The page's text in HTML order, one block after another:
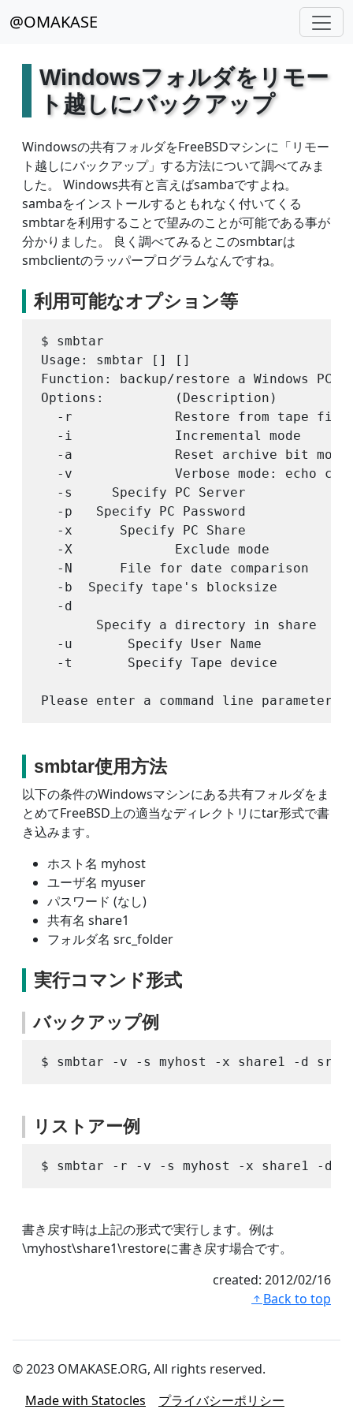
@OMAKASE
Windowsフォルダをリモー
ト越しにバックアップ
Windowsの共有フォルダをFreeBSDマシンに「リモー
ト越しにバックアップ」する方法について調べてみま
した。 Windows共有と言えばsambaですよね。
sambaをインストールするともれなく付いてくる
smbtarを利用することで望みのことが可能である事が
分かりました。 良く調べてみるとこのsmbtarは
smbclientのラッパープログラムなんですね。
利用可能なオプション等
$ smbtar
Usage: smbtar [] []
Function: backup/restore a Windows
Options:         (Description)
-r             Restore from tape
-i             Incremental mode
-a             Reset archive bit
-v             Verbose mode: echo
  -s     Specify PC Server
  -p   Specify PC Password
-x      Specify PC Share
-X             Exclude mode
  -N      File for date comparison
  -b  Specify tape's blocksize
  -d
Specify a directory in share
-u       Specify User Name
-t       Specify Tape device
smbtar使用方法
以下の条件のWindowsマシンにある共有フォルダをま
とめてFreeBSD上の適当なディレクトリにtar形式で書
き込みます。
ホスト名 myhost
ユーザ名 myuser
パスワード (なし)
共有名 share1
フォルダ名 src_folder
実行コマンド形式
バックアップ例
リストアー例
書き戻す時は上記の形式で実行します。例は
\myhost\share1\restoreに書き戻す場合です。
created: 2012/02/16
Back to top
© 2023 OMAKASE.ORG, All rights reserved.
Made with Statocles
プライバシーポリシー